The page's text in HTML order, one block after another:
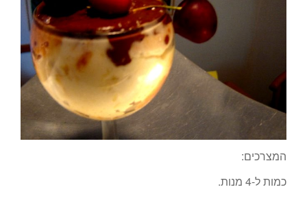
המצרכים:
כמות ל-4 מנות.